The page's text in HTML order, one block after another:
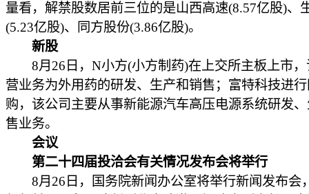
量看，解禁股数居前三位的是山西高速(8.57亿股)、
(5.23亿股)、同方股份(3.86亿股)。
新股
8月26日，N小方(小方制药)在上交所主板上市，
营业务为外用药的研发、生产和销售；富特科技进
购，该公司主要从事新能源汽车高压电源系统研发
售业务。
会议
第二十四届投洽会有关情况发布会将举行
8月26日，国务院新闻办公室将举行新闻发布会